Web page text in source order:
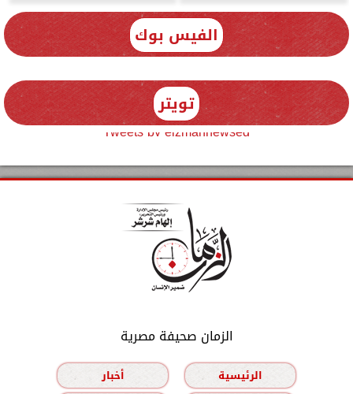
الفيس بوك
تويتر
Tweets by elzmannewseg
الزمان صحيفة مصرية
الرئيسية
أخبار